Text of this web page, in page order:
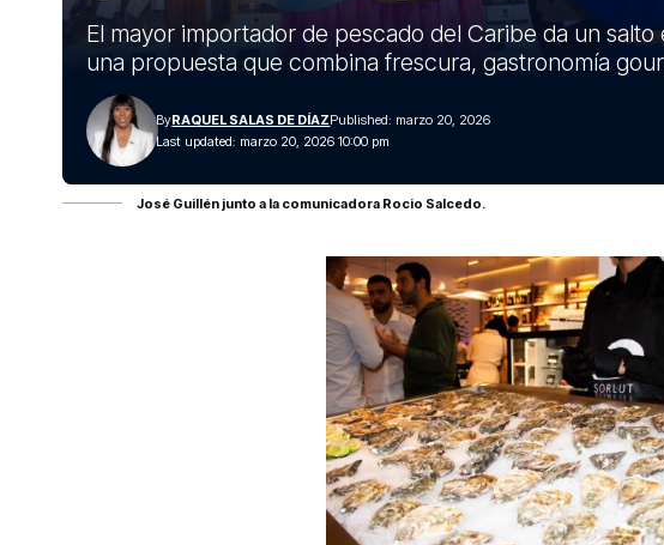
El mayor importador de pescado del Caribe da un
una propuesta que combina frescura, gastronomía
Last updated: marzo 20, 2026 10:00 pm
ByRAQUEL SALAS DE DÍAZPublished: marzo 20, 2026
José Guillén junto a la comunicadora Rocio Salcedo.